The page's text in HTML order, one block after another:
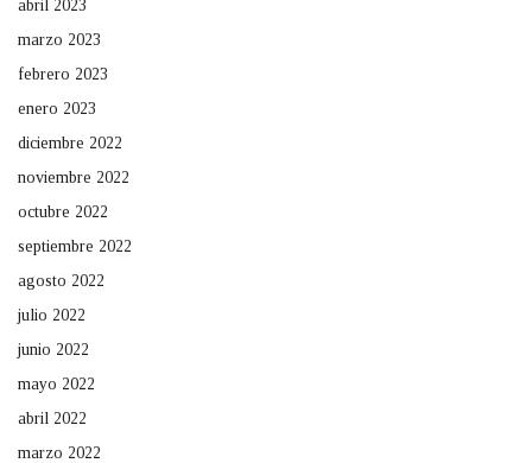
abril 2023
marzo 2023
febrero 2023
enero 2023
diciembre 2022
noviembre 2022
octubre 2022
septiembre 2022
agosto 2022
julio 2022
junio 2022
mayo 2022
abril 2022
marzo 2022